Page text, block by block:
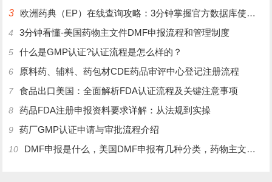
3
欧洲药典（EP）在线查询攻略：3分钟掌握官方数据库使用技巧
4 3分钟看懂-美国药物主文件DMF申报流程和管理制度
5 什么是GMP认证?认证流程是怎么样的？
6 原料药、辅料、药包材CDE药品审评中心登记注册流程
7 食品出口美国：全面解析FDA认证流程及关键注意事项
8 药品FDA注册申报资料要求详解：从法规到实操
9 药厂GMP认证申请与审批流程介绍
10 DMF申报是什么，美国DMF申报有几种分类，药物主文件备案流程介绍